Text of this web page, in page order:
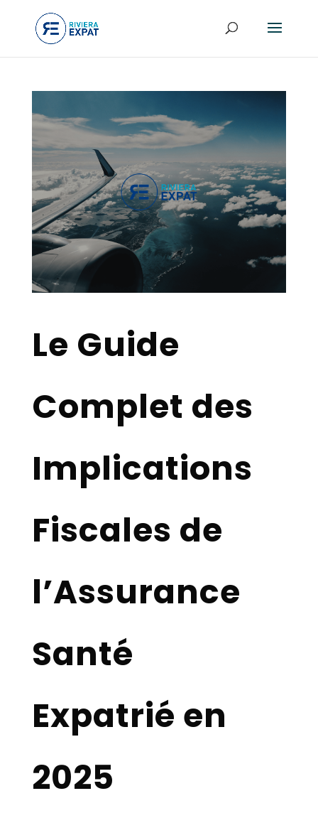
Le Guide
Complet des
Implications
Fiscales de
l’Assurance
Santé
Expatrié en
2025